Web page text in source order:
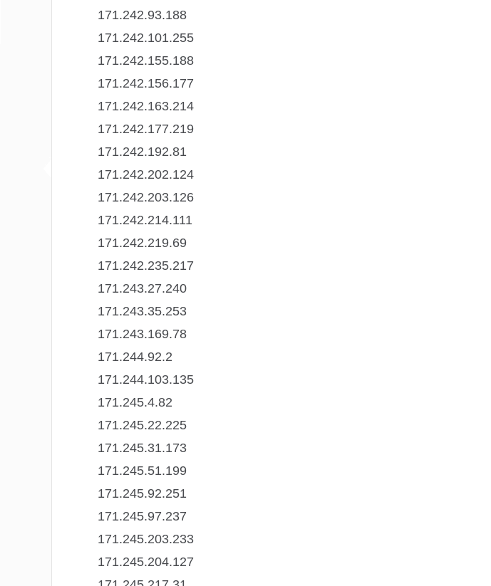
171.242.93.188
171.242.101.255
171.242.155.188
171.242.156.177
171.242.163.214
171.242.177.219
171.242.192.81
171.242.202.124
171.242.203.126
171.242.214.111
171.242.219.69
171.242.235.217
171.243.27.240
171.243.35.253
171.243.169.78
171.244.92.2
171.244.103.135
171.245.4.82
171.245.22.225
171.245.31.173
171.245.51.199
171.245.92.251
171.245.97.237
171.245.203.233
171.245.204.127